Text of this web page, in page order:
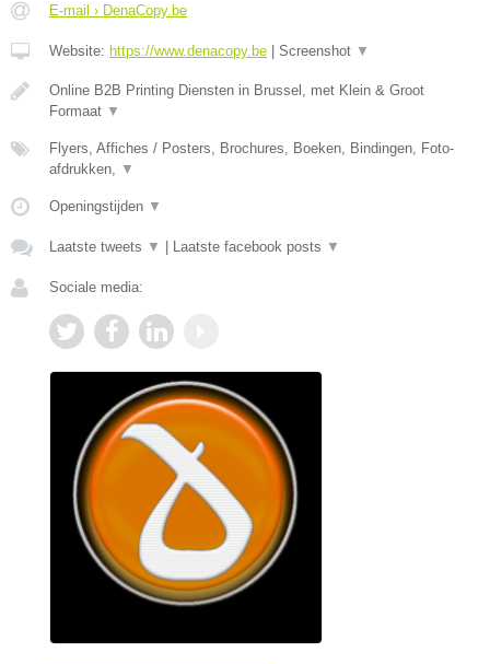
E-mail › DenaCopy.be
Website: https://www.denacopy.be | Screenshot ▼
Online B2B Printing Diensten in Brussel, met Klein & Groot
Formaat ▼
Flyers, Affiches / Posters, Brochures, Boeken, Bindingen, Foto-
afdrukken,
▼
Openingstijden ▼
Laatste tweets ▼ | Laatste facebook posts ▼
Sociale media: